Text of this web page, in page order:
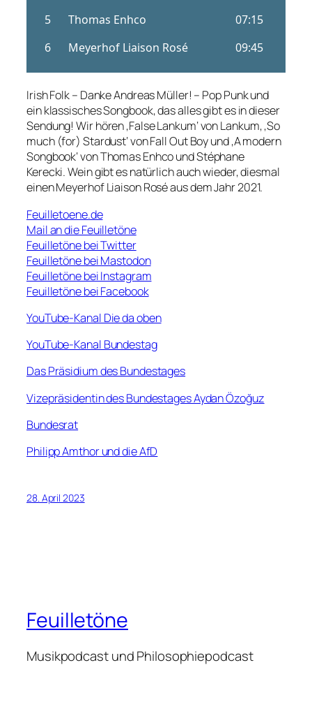
Irish Folk – Danke Andreas Müller! – Pop Punk und
ein klassisches Songbook, das alles gibt es in dieser
Sendung! Wir hören ‚False Lankum‘ von Lankum, ‚So
much (for) Stardust‘ von Fall Out Boy und ‚A modern
Songbook‘ von Thomas Enhco und Stéphane
Kerecki. Wein gibt es natürlich auch wieder, diesmal
einen Meyerhof Liaison Rosé aus dem Jahr 2021.
Feuilletoene.de
Mail an die Feuilletöne
Feuilletöne bei Twitter
Feuilletöne bei Mastodon
Feuilletöne bei Instagram
Feuilletöne bei Facebook
YouTube-Kanal Die da oben
YouTube-Kanal Bundestag
Das Präsidium des Bundestages
Vizepräsidentin des Bundestages Aydan Özoğuz
Bundesrat
Philipp Amthor und die AfD
28. April 2023
Feuilletöne
Musikpodcast und Philosophiepodcast